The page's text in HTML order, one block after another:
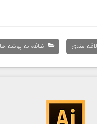
مندی اضافه به پوشه ها